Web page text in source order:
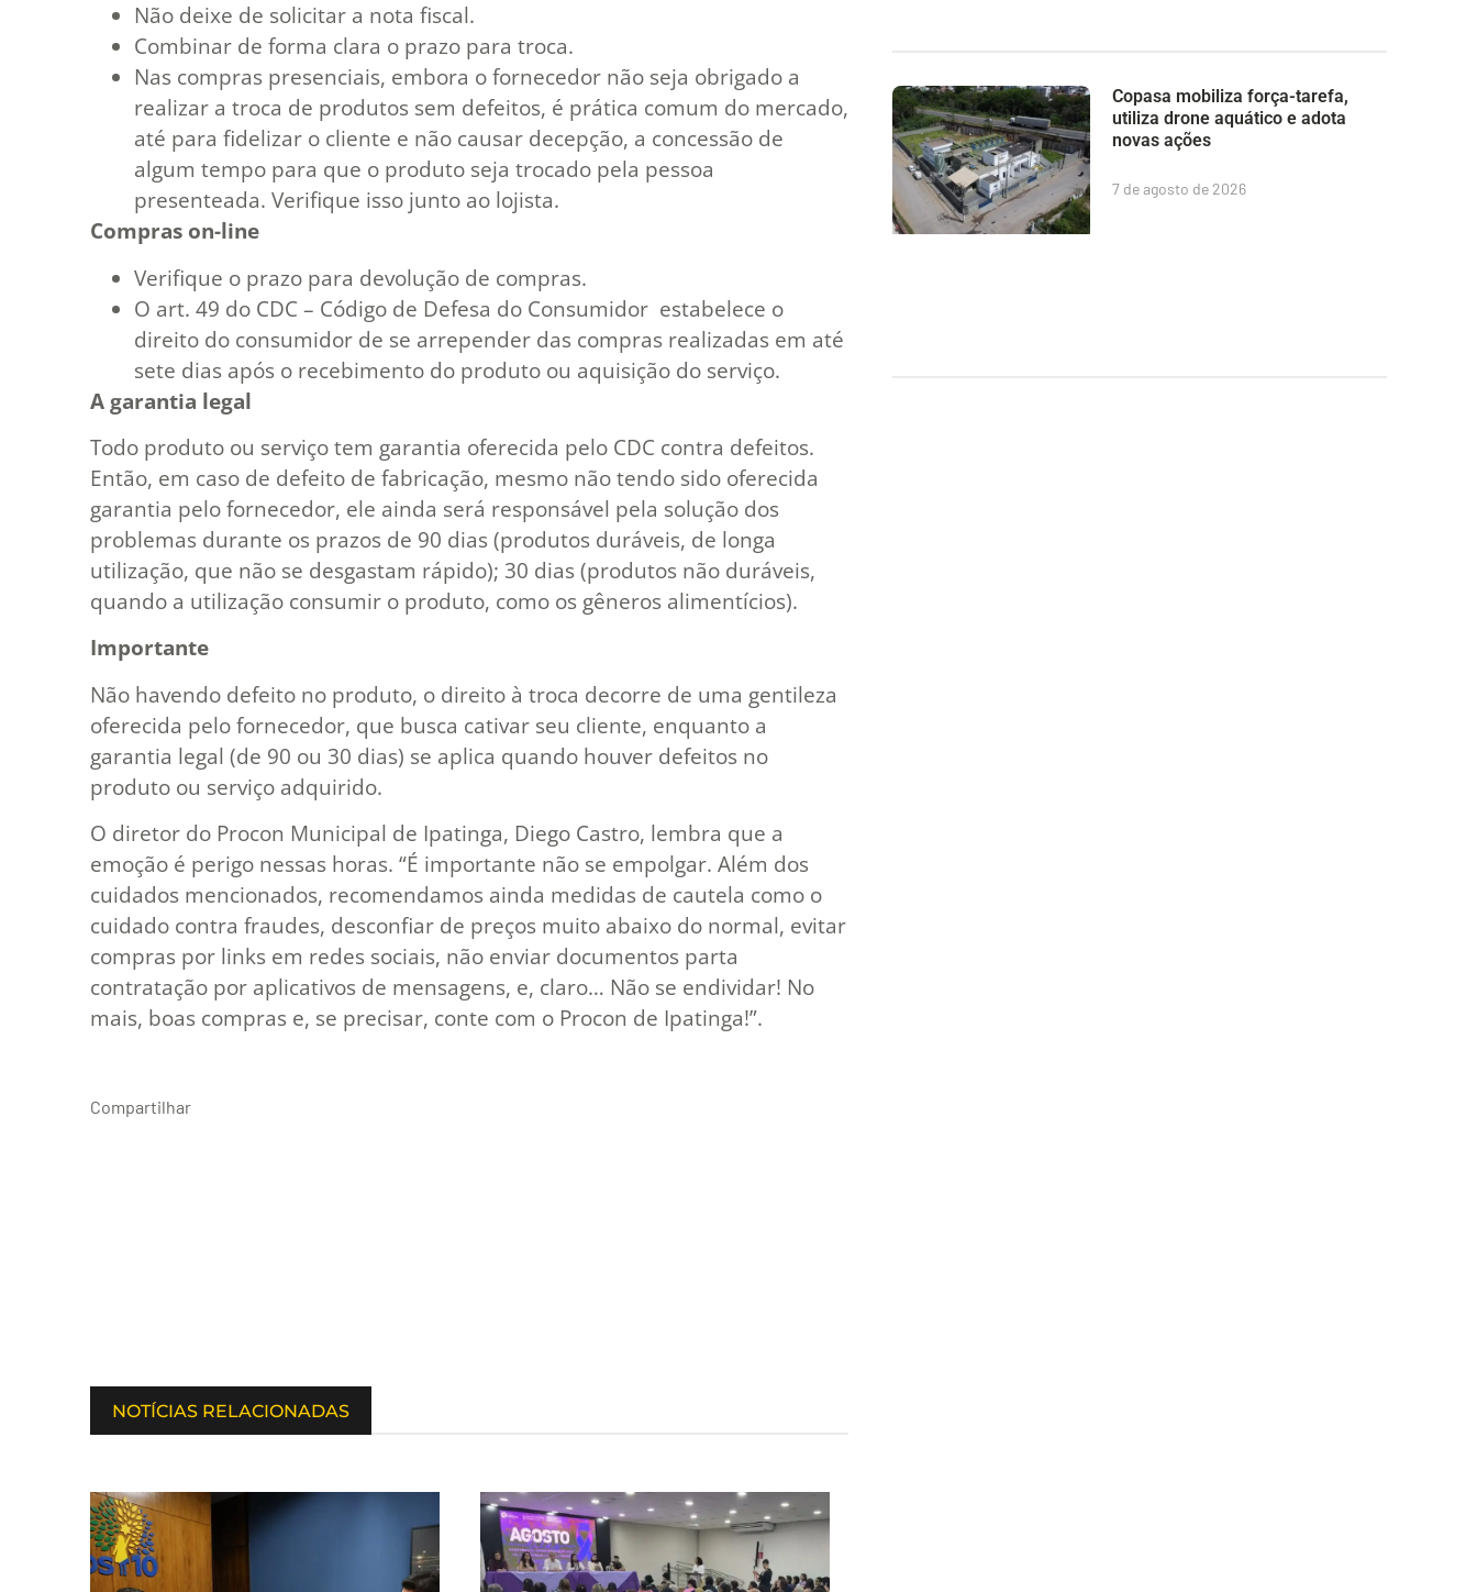
Não deixe de solicitar a nota fiscal.
Combinar de forma clara o prazo para troca.
Nas compras presenciais, embora o fornecedor não seja obrigado a
realizar a troca de produtos sem defeitos, é prática comum do mercado,
até para fidelizar o cliente e não causar decepção, a concessão de
algum tempo para que o produto seja trocado pela pessoa
presenteada. Verifique isso junto ao lojista.
Compras on-line
Verifique o prazo para devolução de compras.
O art. 49 do CDC – Código de Defesa do Consumidor estabelece o
direito do consumidor de se arrepender das compras realizadas em até
sete dias após o recebimento do produto ou aquisição do serviço.
A garantia legal
Todo produto ou serviço tem garantia oferecida pelo CDC contra defeitos.
Então, em caso de defeito de fabricação, mesmo não tendo sido oferecida
garantia pelo fornecedor, ele ainda será responsável pela solução dos
problemas durante os prazos de 90 dias (produtos duráveis, de longa
utilização, que não se desgastam rápido); 30 dias (produtos não duráveis,
quando a utilização consumir o produto, como os gêneros alimentícios).
Importante
Não havendo defeito no produto, o direito à troca decorre de uma gentileza
oferecida pelo fornecedor, que busca cativar seu cliente, enquanto a
garantia legal (de 90 ou 30 dias) se aplica quando houver defeitos no
produto ou serviço adquirido.
O diretor do Procon Municipal de Ipatinga, Diego Castro, lembra que a
emoção é perigo nessas horas. “É importante não se empolgar. Além dos
cuidados mencionados, recomendamos ainda medidas de cautela como o
cuidado contra fraudes, desconfiar de preços muito abaixo do normal, evitar
compras por links em redes sociais, não enviar documentos parta
contratação por aplicativos de mensagens, e, claro… Não se endividar! No
mais, boas compras e, se precisar, conte com o Procon de Ipatinga!”.
Compartilhar
NOTÍCIAS RELACIONADAS
Copasa mobiliza força-tarefa,
utiliza drone aquático e adota
novas ações
7 de agosto de 2026